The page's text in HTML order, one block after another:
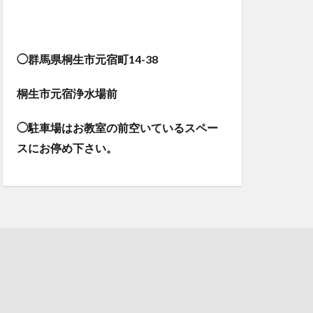
◯群馬県桐生市元宿町14-38
桐生市元宿浄水場前
◯駐車場はお教室の前空いているスペー
スにお停め下さい。